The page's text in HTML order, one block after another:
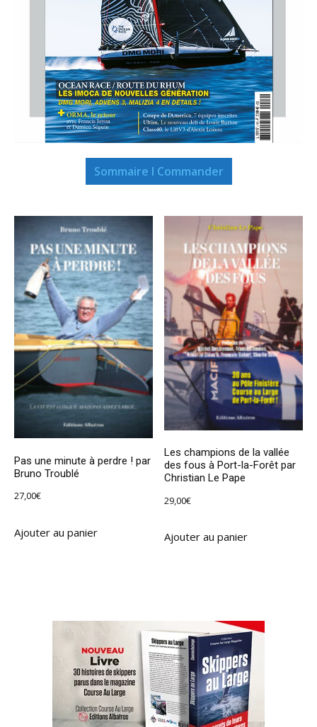
Sommaire I Commander
Pas une minute à perdre ! par
Bruno Troublé
27,00€
Ajouter au panier
Les champions de la vallée
des fous à Port-la-Forêt par
Christian Le Pape
29,00€
Ajouter au panier